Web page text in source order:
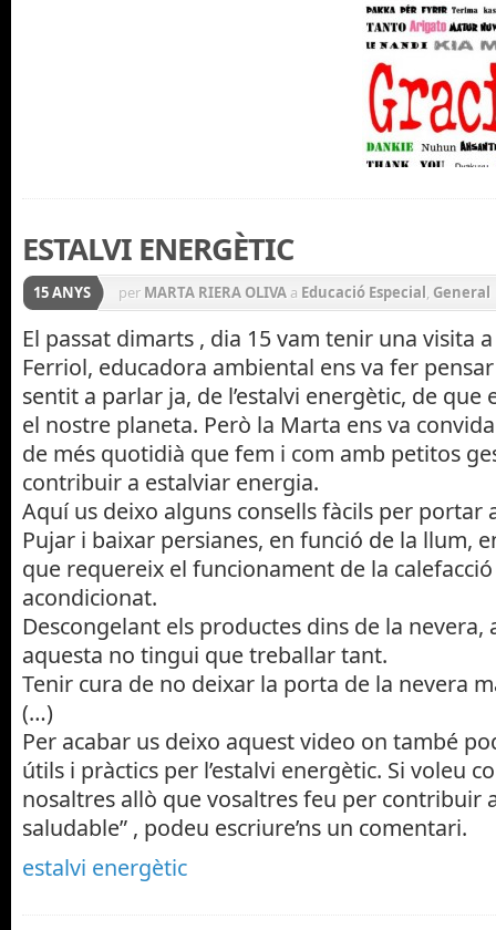
ESTALVI ENERGÈTIC
15 ANYS per MARTA RIERA OLIVA a Educació Especial General
El passat dimarts , dia 15 vam tenir una visita
Ferriol, educadora ambiental ens va fer pensar
sentit a parlar ja, de l’estalvi energètic, de que
el nostre planeta. Però la Marta ens va
de més quotidià que fem i com amb petitos
contribuir a estalviar energia.
Aquí us deixo alguns consells fàcils per portar
Pujar i baixar persianes, en funció de la llum,
que requereix el funcionament de la calefacció
acondicionat.
Descongelant els productes dins de la nevera,
aquesta no tingui que treballar tant.
Tenir cura de no deixar la porta de la nevera
(…)
Per acabar us deixo aquest video on també
útils i pràctics per l’estalvi energètic. Si voleu
nosaltres allò que vosaltres feu per contribuir
saludable” , podeu escriure’ns un comentari.
estalvi energètic